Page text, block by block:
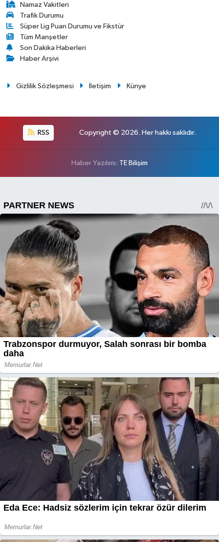
Namaz Vakitleri
Trafik Durumu
Süper Lig Puan Durumu ve Fikstür
Tüm Manşetler
Son Dakika Haberleri
Haber Arşivi
Gizlilik Sözleşmesi İletişim Künye
RSS Copyright © 2026. Her hakkı saklıdır.
Haber Yazılımı: TE Bilişim